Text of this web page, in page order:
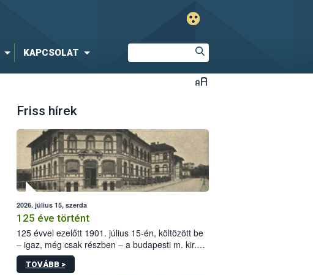
KAPCSOLAT
Friss hírek
2026. július 15, szerda
125 éve történt
125 évvel ezelőtt 1901. július 15-én, költözött be
– igaz, még csak részben – a budapesti m. kir.
állami vetőmagvizsgáló állomás a Kis Rókus utca
15. szám alatti, Czigler Győző által tervezett új
TOVÁBB >